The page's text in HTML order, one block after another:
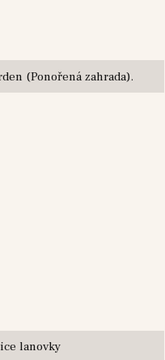
(Ponořená zahrada).
lanovky